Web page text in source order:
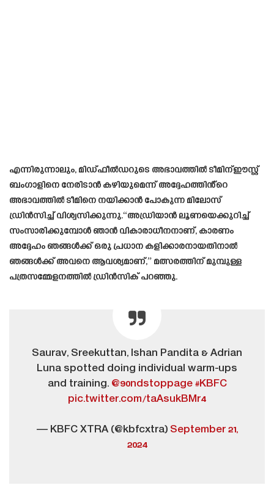
എന്നിരുന്നാലും, മിഡ്ഫീൽഡറുടെ അഭാവത്തിൽ ടീമിന്ഈസ്റ്റ്
ബംഗാളിനെ നേരിടാൻ കഴിയുമെന്ന് അദ്ദേഹത്തിൻ്റെ
അഭാവത്തിൽ ടീമിനെ നയിക്കാൻ പോകുന്ന മിലോസ്
ഡ്രിൻസിച്ച് വിശ്വസിക്കുന്നു.“അഡ്രിയാൻ ലൂണയെക്കുറിച്ച്
സംസാരിക്കുമ്പോൾ ഞാൻ വികാരാധീനനാണ്, കാരണം
അദ്ദേഹം ഞങ്ങൾക്ക് ഒരു പ്രധാന കളിക്കാരനായതിനാൽ
ഞങ്ങൾക്ക് അവനെ ആവശ്യമാണ്,” മത്സരത്തിന് മുമ്പുള്ള
പത്രസമ്മേളനത്തിൽ ഡ്രിൻസിക് പറഞ്ഞു.
Saurav, Sreekuttan, Ishan Pandita & Adrian
Luna spotted doing individual warm-ups
and training. @90ndstoppage #KBFC
pic.twitter.com/taAsukBMr4
— KBFC XTRA (@kbfcxtra) September 21,
2024